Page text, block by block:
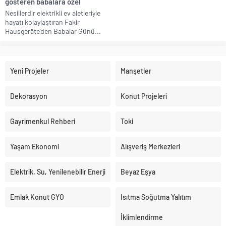
Nesillerdir elektrikli ev aletleriyle
hayatı kolaylaştıran Fakir
Hausgeräte’den Babalar Günü...
Yeni Projeler Manşetler
Dekorasyon Konut Projeleri
Gayrimenkul Rehberi Toki
Yaşam Ekonomi Alışveriş Merkezleri
Elektrik, Su, Yenilenebilir Enerji Beyaz Eşya
Emlak Konut GYO Isıtma Soğutma Yalıtım
İklimlendirme